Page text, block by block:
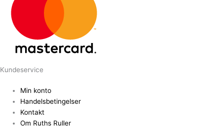
Kundeservice
Min konto
Handelsbetingelser
Kontakt
Om Ruths Ruller